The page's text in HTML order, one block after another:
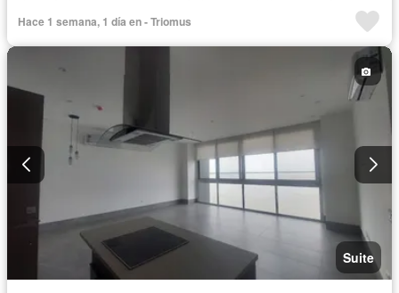
Completamente amoblado
Hace 1 semana, 1 día en - Triomus
Suite